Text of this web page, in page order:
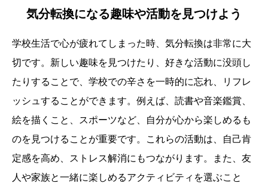
気分転換になる趣味や活動を見つけよう
学校生活で心が疲れてしまった時、気分転換は非常に大
切です。新しい趣味を見つけたり、好きな活動に没頭し
たりすることで、学校での辛さを一時的に忘れ、リフレ
ッシュすることができます。例えば、読書や音楽鑑賞、
絵を描くこと、スポーツなど、自分が心から楽しめるも
のを見つけることが重要です。これらの活動は、自己肯
定感を高め、ストレス解消にもつながります。また、友
人や家族と一緒に楽しめるアクティビティを選ぶこと